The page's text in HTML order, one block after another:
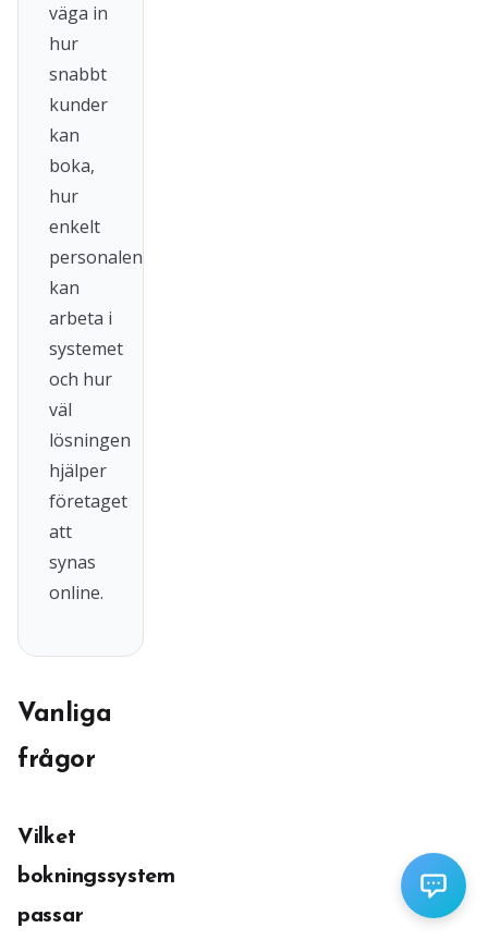
väga in
hur
snabbt
kunder
kan
boka,
hur
enkelt
personalen
kan
arbeta i
systemet
och hur
väl
lösningen
hjälper
företaget
att
synas
online.
Vanliga
frågor
Vilket
bokningssystem
passar